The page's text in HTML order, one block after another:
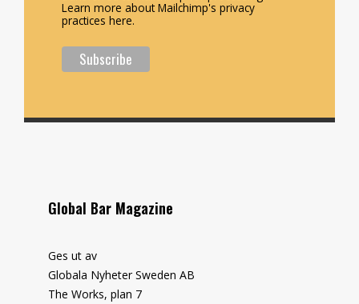
Learn more about Mailchimp's privacy
practices here.
Global Bar Magazine
Ges ut av
Globala Nyheter Sweden AB
The Works, plan 7